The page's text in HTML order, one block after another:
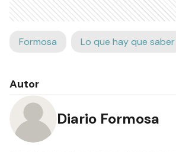
Formosa Lo que hay que saber
Autor
Diario Formosa